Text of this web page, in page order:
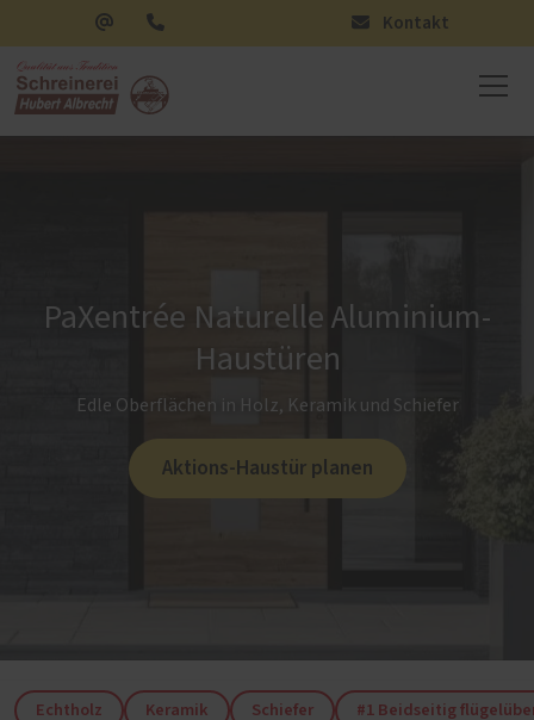
Kontakt
PaXentrée Naturelle Aluminium-
Haustüren
Edle Oberflächen in Holz, Keramik und Schiefer
Aktions-Haustür planen
Echtholz Keramik Schiefer #1 Beidseitig